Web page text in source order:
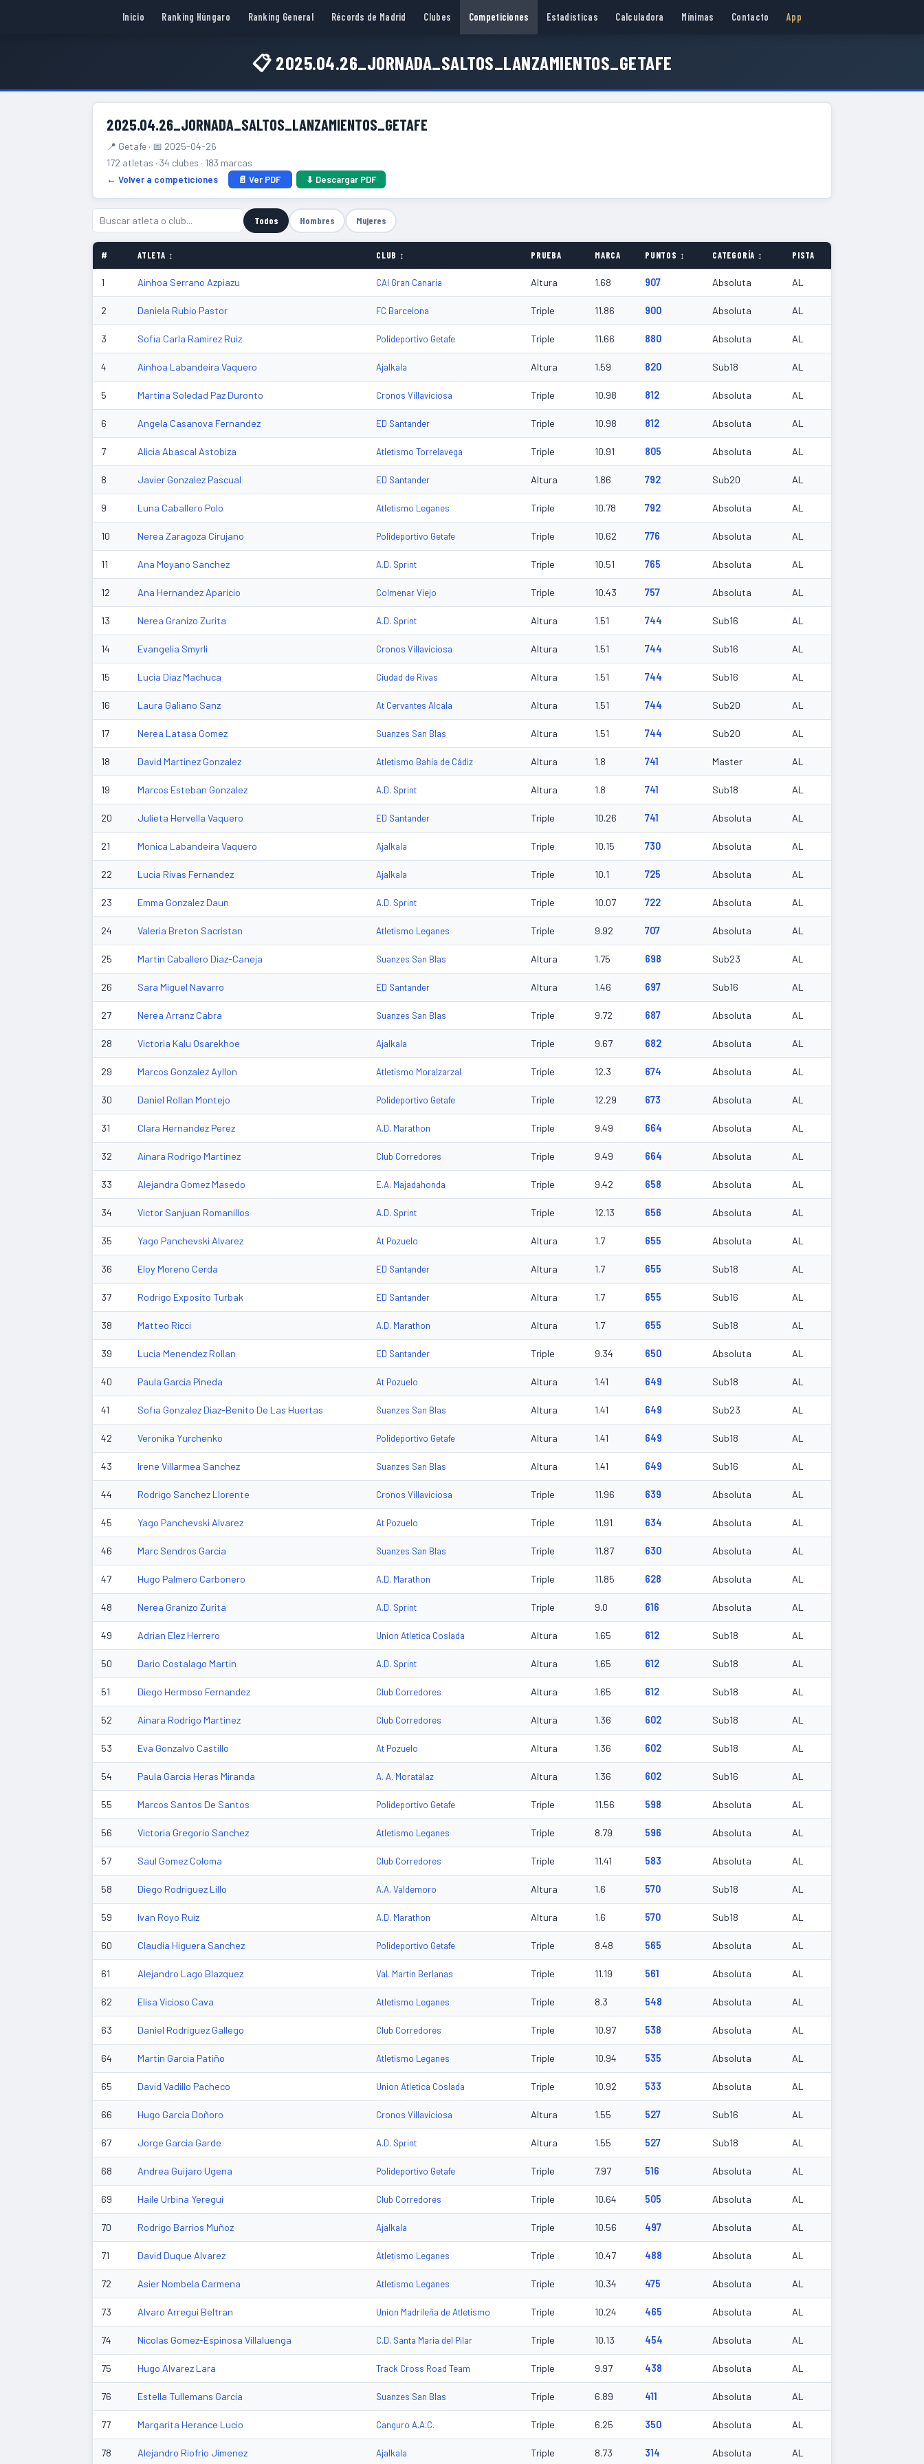
Inicio Ranking Húngaro Ranking General Récords de Madrid Clubes Competiciones Estadísticas Calculadora Mínimas Contacto App
📋 2025.04.26_JORNADA_SALTOS_LANZAMIENTOS_GETAFE
2025.04.26_JORNADA_SALTOS_LANZAMIENTOS_GETAFE
📍 Getafe · 📅 2025-04-26
172 atletas · 34 clubes · 183 marcas
← Volver a competiciones
📄 Ver PDF ⬇ Descargar PDF
Todos Hombres Mujeres
# ATLETA ↕ CLUB ↕ PRUEBA MARCA PUNTOS ↕ CATEGORÍA ↕ PISTA
1 Ainhoa Serrano Azpiazu CAI Gran Canaria Altura 1.68 907 Absoluta AL
2 Daniela Rubio Pastor FC Barcelona Triple 11.86 900 Absoluta AL
3 Sofia Carla Ramirez Ruiz Polideportivo Getafe Triple 11.66 880 Absoluta AL
4 Ainhoa Labandeira Vaquero Ajalkala Altura 1.59 820 Sub18 AL
5 Martina Soledad Paz Duronto Cronos Villaviciosa Triple 10.98 812 Absoluta AL
6 Angela Casanova Fernandez ED Santander Triple 10.98 812 Absoluta AL
7 Alicia Abascal Astobiza Atletismo Torrelavega Triple 10.91 805 Absoluta AL
8 Javier Gonzalez Pascual ED Santander Altura 1.86 792 Sub20 AL
9 Luna Caballero Polo Atletismo Leganes Triple 10.78 792 Absoluta AL
10 Nerea Zaragoza Cirujano Polideportivo Getafe Triple 10.62 776 Absoluta AL
11 Ana Moyano Sanchez A.D. Sprint Triple 10.51 765 Absoluta AL
12 Ana Hernandez Aparicio Colmenar Viejo Triple 10.43 757 Absoluta AL
13 Nerea Granizo Zurita A.D. Sprint Altura 1.51 744 Sub16 AL
14 Evangelia Smyrli Cronos Villaviciosa Altura 1.51 744 Sub16 AL
15 Lucia Diaz Machuca Ciudad de Rivas Altura 1.51 744 Sub16 AL
16 Laura Galiano Sanz At Cervantes Alcala Altura 1.51 744 Sub20 AL
17 Nerea Latasa Gomez Suanzes San Blas Altura 1.51 744 Sub20 AL
18 David Martinez Gonzalez Atletismo Bahía de Cádiz Altura 1.8 741 Master AL
19 Marcos Esteban Gonzalez A.D. Sprint Altura 1.8 741 Sub18 AL
20 Julieta Hervella Vaquero ED Santander Triple 10.26 741 Absoluta AL
21 Monica Labandeira Vaquero Ajalkala Triple 10.15 730 Absoluta AL
22 Lucia Rivas Fernandez Ajalkala Triple 10.1 725 Absoluta AL
23 Emma Gonzalez Daun A.D. Sprint Triple 10.07 722 Absoluta AL
24 Valeria Breton Sacristan Atletismo Leganes Triple 9.92 707 Absoluta AL
25 Martin Caballero Diaz-Caneja Suanzes San Blas Altura 1.75 698 Sub23 AL
26 Sara Miguel Navarro ED Santander Altura 1.46 697 Sub16 AL
27 Nerea Arranz Cabra Suanzes San Blas Triple 9.72 687 Absoluta AL
28 Victoria Kalu Osarekhoe Ajalkala Triple 9.67 682 Absoluta AL
29 Marcos Gonzalez Ayllon Atletismo Moralzarzal Triple 12.3 674 Absoluta AL
30 Daniel Rollan Montejo Polideportivo Getafe Triple 12.29 673 Absoluta AL
31 Clara Hernandez Perez A.D. Marathon Triple 9.49 664 Absoluta AL
32 Ainara Rodrigo Martinez Club Corredores Triple 9.49 664 Absoluta AL
33 Alejandra Gomez Masedo E.A. Majadahonda Triple 9.42 658 Absoluta AL
34 Victor Sanjuan Romanillos A.D. Sprint Triple 12.13 656 Absoluta AL
35 Yago Panchevski Alvarez At Pozuelo Altura 1.7 655 Absoluta AL
36 Eloy Moreno Cerda ED Santander Altura 1.7 655 Sub18 AL
37 Rodrigo Exposito Turbak ED Santander Altura 1.7 655 Sub16 AL
38 Matteo Ricci A.D. Marathon Altura 1.7 655 Sub18 AL
39 Lucia Menendez Rollan ED Santander Triple 9.34 650 Absoluta AL
40 Paula Garcia Pineda At Pozuelo Altura 1.41 649 Sub18 AL
41 Sofia Gonzalez Diaz-Benito De Las Huertas Suanzes San Blas Altura 1.41 649 Sub23 AL
42 Veronika Yurchenko Polideportivo Getafe Altura 1.41 649 Sub18 AL
43 Irene Villarmea Sanchez Suanzes San Blas Altura 1.41 649 Sub16 AL
44 Rodrigo Sanchez Llorente Cronos Villaviciosa Triple 11.96 639 Absoluta AL
45 Yago Panchevski Alvarez At Pozuelo Triple 11.91 634 Absoluta AL
46 Marc Sendros Garcia Suanzes San Blas Triple 11.87 630 Absoluta AL
47 Hugo Palmero Carbonero A.D. Marathon Triple 11.85 628 Absoluta AL
48 Nerea Granizo Zurita A.D. Sprint Triple 9.0 616 Absoluta AL
49 Adrian Elez Herrero Union Atletica Coslada Altura 1.65 612 Sub18 AL
50 Dario Costalago Martin A.D. Sprint Altura 1.65 612 Sub18 AL
51 Diego Hermoso Fernandez Club Corredores Altura 1.65 612 Sub18 AL
52 Ainara Rodrigo Martinez Club Corredores Altura 1.36 602 Sub18 AL
53 Eva Gonzalvo Castillo At Pozuelo Altura 1.36 602 Sub18 AL
54 Paula Garcia Heras Miranda A. A. Moratalaz Altura 1.36 602 Sub16 AL
55 Marcos Santos De Santos Polideportivo Getafe Triple 11.56 598 Absoluta AL
56 Victoria Gregorio Sanchez Atletismo Leganes Triple 8.79 596 Absoluta AL
57 Saul Gomez Coloma Club Corredores Triple 11.41 583 Absoluta AL
58 Diego Rodriguez Lillo A.A. Valdemoro Altura 1.6 570 Sub18 AL
59 Ivan Royo Ruiz A.D. Marathon Altura 1.6 570 Sub18 AL
60 Claudia Higuera Sanchez Polideportivo Getafe Triple 8.48 565 Absoluta AL
61 Alejandro Lago Blazquez Val. Martin Berlanas Triple 11.19 561 Absoluta AL
62 Elisa Vicioso Cava Atletismo Leganes Triple 8.3 548 Absoluta AL
63 Daniel Rodriguez Gallego Club Corredores Triple 10.97 538 Absoluta AL
64 Martin Garcia Patiño Atletismo Leganes Triple 10.94 535 Absoluta AL
65 David Vadillo Pacheco Union Atletica Coslada Triple 10.92 533 Absoluta AL
66 Hugo Garcia Doñoro Cronos Villaviciosa Altura 1.55 527 Sub16 AL
67 Jorge Garcia Garde A.D. Sprint Altura 1.55 527 Sub18 AL
68 Andrea Guijaro Ugena Polideportivo Getafe Triple 7.97 516 Absoluta AL
69 Haile Urbina Yeregui Club Corredores Triple 10.64 505 Absoluta AL
70 Rodrigo Barrios Muñoz Ajalkala Triple 10.56 497 Absoluta AL
71 David Duque Alvarez Atletismo Leganes Triple 10.47 488 Absoluta AL
72 Asier Nombela Carmena Atletismo Leganes Triple 10.34 475 Absoluta AL
73 Alvaro Arregui Beltran Union Madrileña de Atletismo Triple 10.24 465 Absoluta AL
74 Nicolas Gomez-Espinosa Villaluenga C.D. Santa Maria del Pilar Triple 10.13 454 Absoluta AL
75 Hugo Alvarez Lara Track Cross Road Team Triple 9.97 438 Absoluta AL
76 Estella Tullemans Garcia Suanzes San Blas Triple 6.89 411 Absoluta AL
77 Margarita Herance Lucio Canguro A.A.C. Triple 6.25 350 Absoluta AL
78 Alejandro Riofrio Jimenez Ajalkala Triple 8.73 314 Absoluta AL